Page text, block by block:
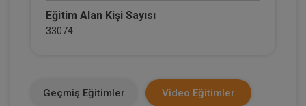
Eğitim Alan Kişi Sayısı
33074
Geçmiş Eğitimler Video Eğitimler